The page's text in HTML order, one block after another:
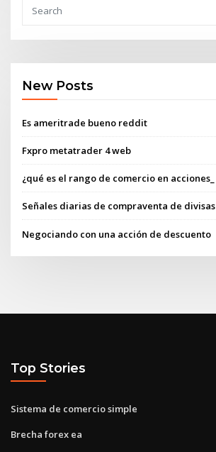
New Posts
Es ameritrade bueno reddit
Fxpro metatrader 4 web
¿qué es el rango de comercio en acciones_
Señales diarias de compraventa de divisas
Negociando con una acción de descuento
Top Stories
Sistema de comercio simple
Brecha forex ea